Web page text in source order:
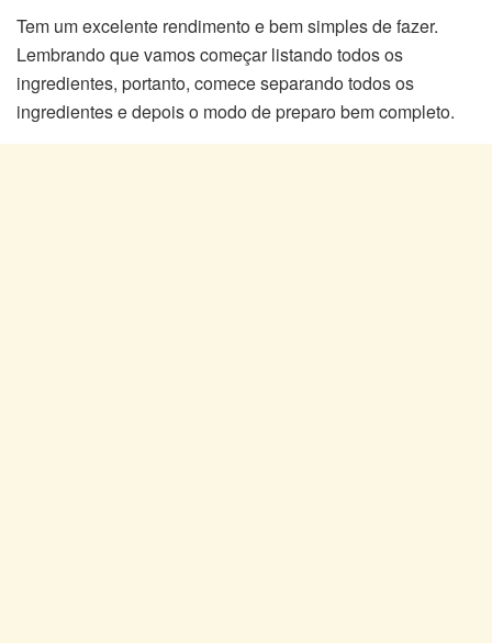
Tem um excelente rendimento e bem simples de fazer.
Lembrando que vamos começar listando todos os
ingredientes, portanto, comece separando todos os
ingredientes e depois o modo de preparo bem completo.